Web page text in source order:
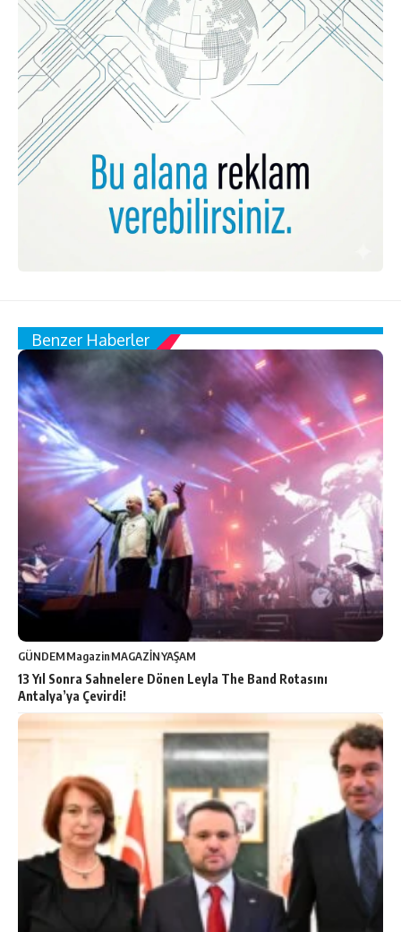
Benzer Haberler
GÜNDEMMagazinMAGAZİNYAŞAM
13 Yıl Sonra Sahnelere Dönen Leyla The Band Rotasını
Antalya’ya Çevirdi!